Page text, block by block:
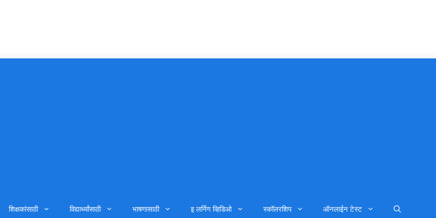
शिक्षकांसाठी विद्यार्थ्यांसाठी भाषणासाठी इ लर्निग व्हिडिओ स्कॉलरशिप ऑनलाईन टेस्ट